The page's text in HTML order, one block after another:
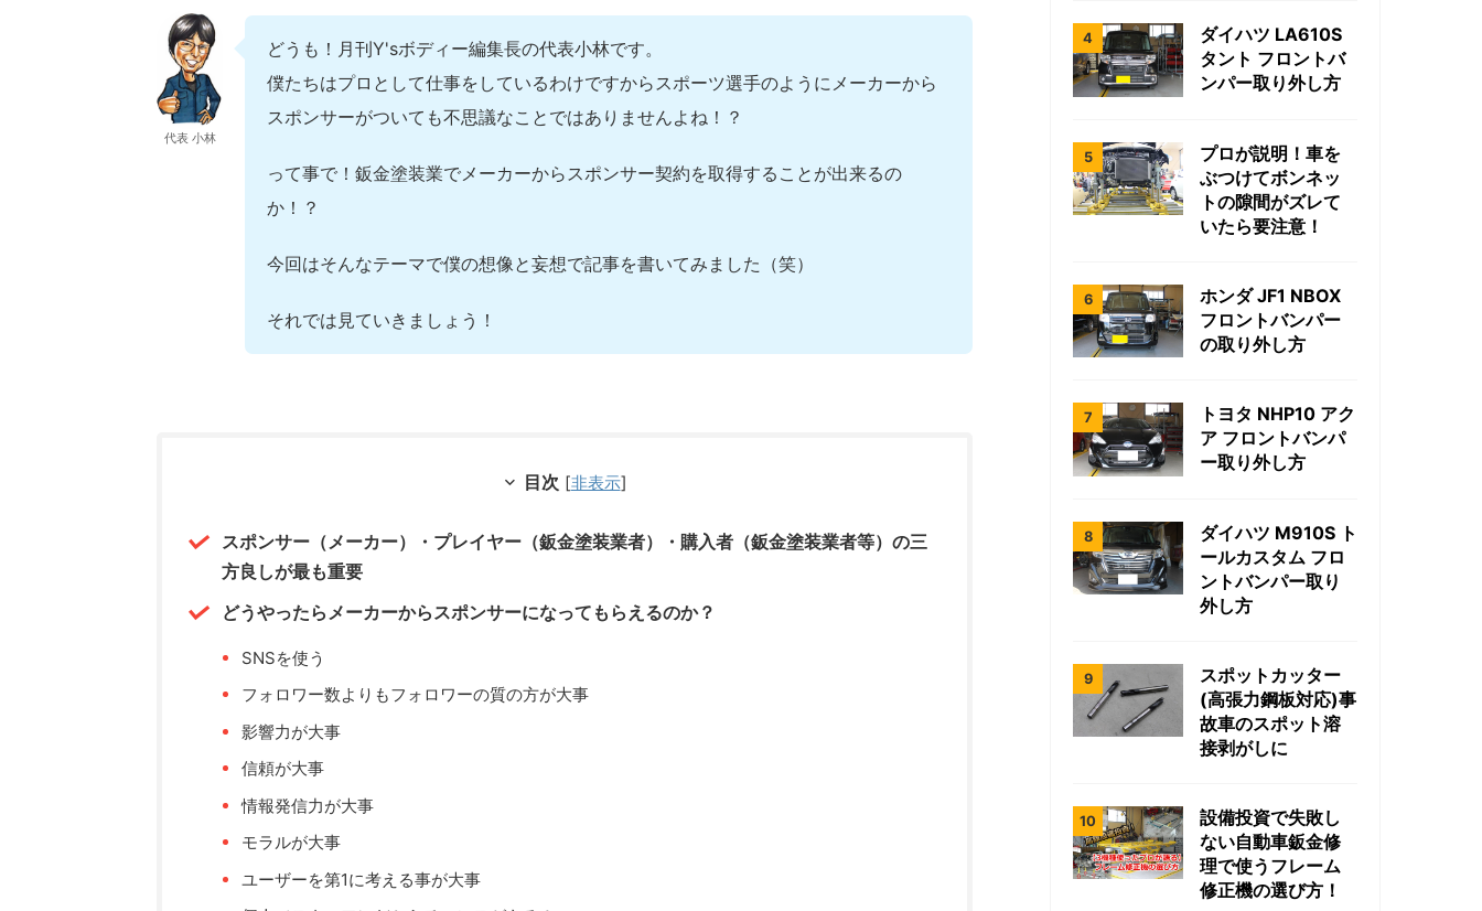
代表 小林
どうも！月刊Y'sボディー編集長の代表小林です。
僕たちはプロとして仕事をしているわけですからスポーツ選手のようにメーカーから
スポンサーがついても不思議なことではありませんよね！？
って事で！鈑金塗装業でメーカーからスポンサー契約を取得することが出来るの
か！？
今回はそんなテーマで僕の想像と妄想で記事を書いてみました（笑）
それでは見ていきましょう！
目次 [非表示]
スポンサー（メーカー）・プレイヤー（鈑金塗装業者）・購入者（鈑金塗装業者等）の三
方良しが最も重要
どうやったらメーカーからスポンサーになってもらえるのか？
SNSを使う
フォロワー数よりもフォロワーの質の方が大事
影響力が大事
信頼が大事
情報発信力が大事
モラルが大事
ユーザーを第1に考える事が大事
ダイハツ LA610S
タント フロントバ
ンパー取り外し方
プロが説明！車を
ぶつけてボンネッ
トの隙間がズレて
いたら要注意！
ホンダ JF1 NBOX
フロントバンパー
の取り外し方
トヨタ NHP10 アク
ア フロントバンパ
ー取り外し方
ダイハツ M910S ト
ールカスタム フロ
ントバンパー取り
外し方
スポットカッター
(高張力鋼板対応)事
故車のスポット溶
接剥がしに
設備投資で失敗し
ない自動車鈑金修
理で使うフレーム
修正機の選び方！